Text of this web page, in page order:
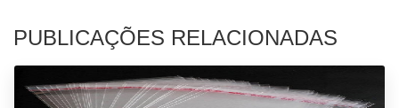
PUBLICAÇÕES RELACIONADAS